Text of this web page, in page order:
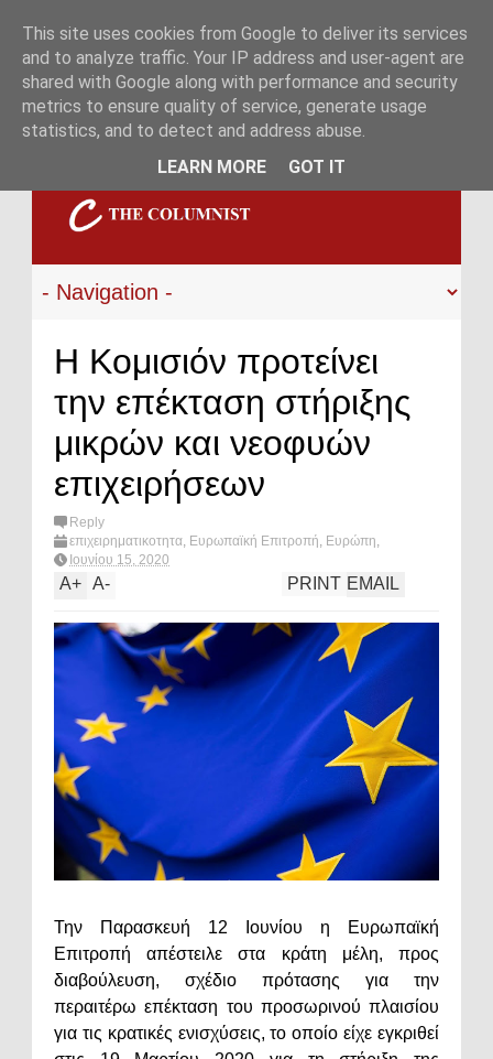
Η Κομισιόν προτείνει
την επέκταση στήριξης
μικρών και νεοφυών
επιχειρήσεων
Reply
επιχειρηματικοτητα, Ευρωπαϊκή Επιτροπή, Ευρώπη,
οικονομία, πολιτική
Ιουνίου 15, 2020
A+ A- EMAIL
PRINT
Την Παρασκευή 12 Ιουνίου η Ευρωπαϊκή
Επιτροπή απέστειλε στα κράτη μέλη, προς
διαβούλευση, σχέδιο πρότασης για την
περαιτέρω επέκταση του προσωρινού πλαισίου
για τις κρατικές ενισχύσεις, το οποίο είχε εγκριθεί
This site uses cookies from Google to deliver its services
and to analyze traffic. Your IP address and user-agent are
shared with Google along with performance and security
metrics to ensure quality of service, generate usage
statistics, and to detect and address abuse.
LEARN MORE
GOT IT